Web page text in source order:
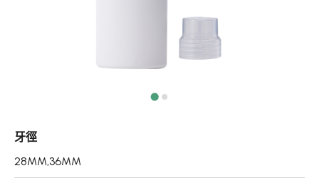
牙徑
28MM,36MM
再生塑膠產品